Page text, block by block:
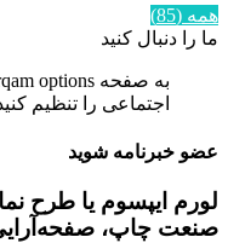
همه (85)
ما را دنبال کنید
اجتماعی را تنظیم
عضو خبرنامه شوید
لورم ایپسوم یا طرح‌
صنعت چاپ،